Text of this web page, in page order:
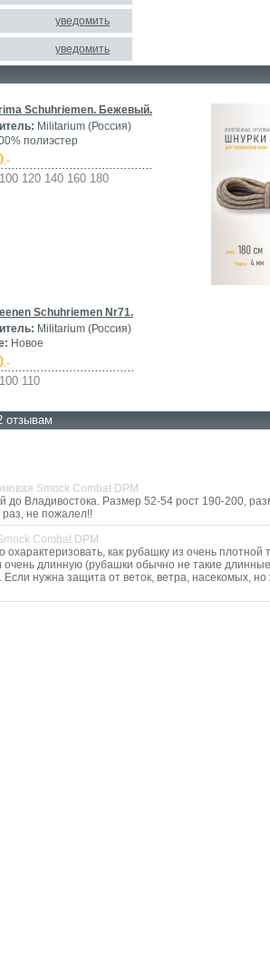
уведомить
уведомить
Schuhriemen. Бежевый.
Militarium (Россия)
полиэстер
.-
120 140 160 180
Schuhriemen Nr71.
Militarium (Россия)
Новое
.-
110
отзывам
Smock Combat DPM
до Владивостока. Размер 52-54 рост 190-200,
не пожалел!!
Combat DPM
охарактеризовать, как рубашку из очень
длинную (рубашки обычно не такие
нужна защита от веток, ветра, насекомых,